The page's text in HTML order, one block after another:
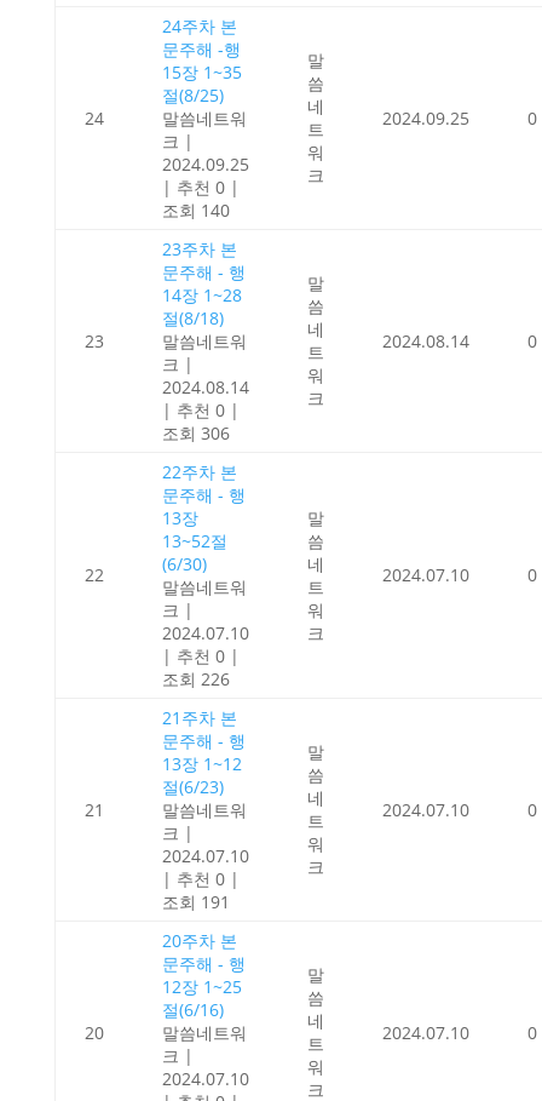
24
24주차 본
문주해 -행
15장 1~35
절(8/25)
말씀네트워
크 |
2024.09.25
| 추천 0 |
조회 140
말
씀
네
트
워
크
2024.09.25 0
23
23주차 본
문주해 - 행
14장 1~28
절(8/18)
말씀네트워
크 |
2024.08.14
| 추천 0 |
조회 306
말
씀
네
트
워
크
2024.08.14 0
22
22주차 본
문주해 - 행
13장
13~52절
(6/30)
말씀네트워
크 |
2024.07.10
| 추천 0 |
조회 226
말
씀
네
트
워
크
2024.07.10 0
21
21주차 본
문주해 - 행
13장 1~12
절(6/23)
말씀네트워
크 |
2024.07.10
| 추천 0 |
조회 191
말
씀
네
트
워
크
2024.07.10 0
20
20주차 본
문주해 - 행
12장 1~25
절(6/16)
말씀네트워
크 |
2024.07.10
말
씀
네
트
워
크
2024.07.10 0